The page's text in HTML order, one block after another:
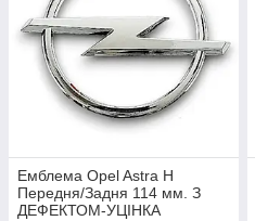
Емблема Opel Astra H
Передня/Задня 114 мм. З
ДЕФЕКТОМ-УЦІНКА